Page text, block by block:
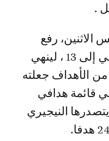
.
رفع
البركاوي رصيده التهديفي إلى 13 ، لينهي
من الأهداف جعلته
قائمة هدافي
النيجيري